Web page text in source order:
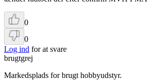
0
0
Log ind for at svare
brugtgrej
Markedsplads for brugt hobbyudstyr.